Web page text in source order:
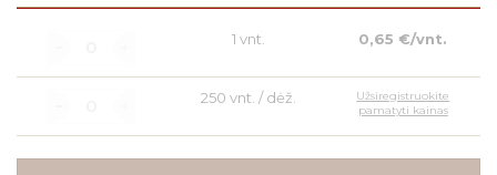
1 vnt. 0,65 €/vnt.
250 vnt. / dėž.
Užsiregistruokite
pamatyti kainas